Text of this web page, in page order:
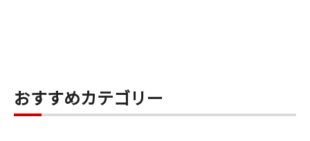
おすすめカテゴリー